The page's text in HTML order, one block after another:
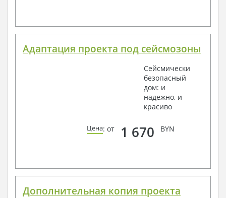
Адаптация проекта под сейсмозоны
Сейсмически
безопасный
дом: и
надежно, и
красиво
Цена: от 1 670 BYN
Дополнительная копия проекта